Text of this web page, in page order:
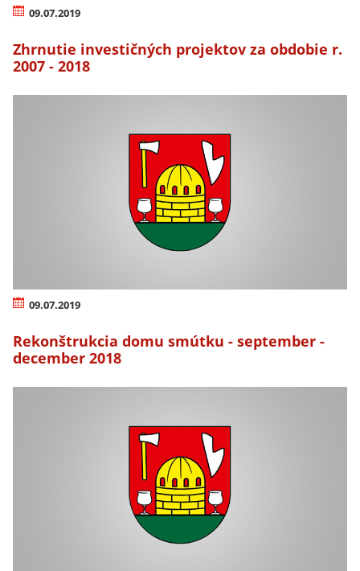
09.07.2019
Zhrnutie investičných projektov za obdobie r.
2007 - 2018
09.07.2019
Rekonštrukcia domu smútku - september -
december 2018